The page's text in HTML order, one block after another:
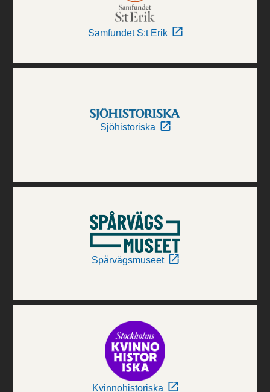
Samfundet S:t Erik
Sjöhistoriska
Spårvägsmuseet
Kvinnohistoriska